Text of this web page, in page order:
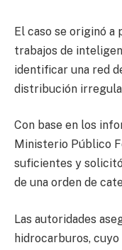
El caso se originó a
trabajos de
identificar una red
distribución
Con base en los
Ministerio Público
suficientes y
de una orden de
Las autoridades
hidrocarburos,